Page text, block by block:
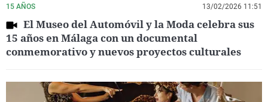
15 AÑOS 13/02/2026 11:51
El Museo del Automóvil y la Moda celebra sus
15 años en Málaga con un documental
conmemorativo y nuevos proyectos culturales